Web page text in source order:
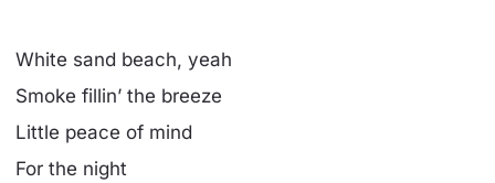
White sand beach, yeah
Smoke fillin’ the breeze
Little peace of mind
For the night